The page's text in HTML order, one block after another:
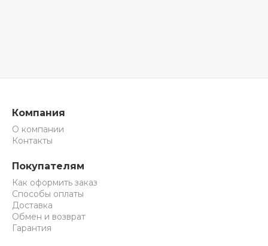
Компания
О компании
Контакты
Покупателям
Как оформить заказ
Способы оплаты
Доставка
Обмен и возврат
Гарантия